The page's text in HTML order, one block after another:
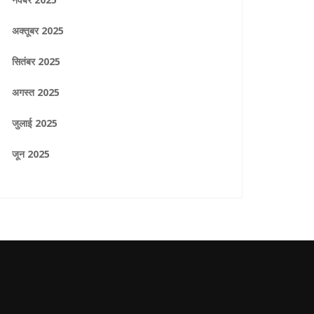
अक्तूबर 2025
सितंबर 2025
अगस्त 2025
जुलाई 2025
जून 2025